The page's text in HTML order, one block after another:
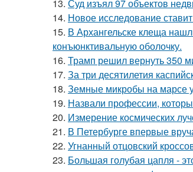
13. Суд изъял 97 объектов
14. Новое исследование
15. В Архангельске клеща
конъюнктивальную оболочку.
16. Трамп решил вернуть 350
17. За три десятилетия
18. Земные микробы на марсе
19. Назвали профессии,
20. Измерение космических
21. В Петербурге впервые
22. Угнанный отцовский
23. Большая голубая цапля -